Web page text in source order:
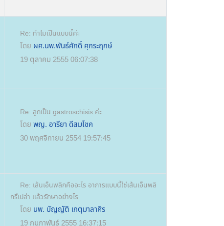
Re: ทำไมเป็นแบบนี้ค่ะ
โดย ผศ.นพ.พันธ์ศักดิ์ ศุกระฤกษ์
19 ตุลาคม 2555 06:07:38
Re: ลูกเป็น gastroschisis ค่ะ
โดย พญ. อารียา ดีสมโชค
30 พฤศจิกายน 2554 19:57:45
Re: เส้นเอ็นพลิกคืออะไร อาการแบบนี้ใช่เส้นเอ็นพลิ
กรึเปล่า แล้วรักษาอย่างไร
โดย นพ. บัญญัติ เกตุมาลาศิร
19 กุมภาพันธ์ 2555 16:37:15